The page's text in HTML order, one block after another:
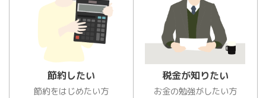
節約したい
節約をはじめたい方
税金が知りたい
お金の勉強がしたい方